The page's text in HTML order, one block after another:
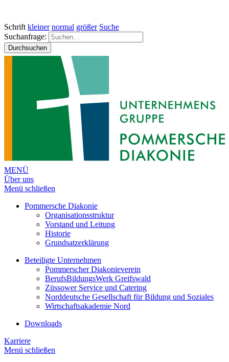
Schrift kleiner normal größer Suche
Suchanfrage:
Durchsuchen
MENÜ
Über uns
Menü schließen
Pommersche Diakonie
Organisationsstruktur
Vorstand und Leitung
Historie
Grundsatzerklärung
Beteiligte Unternehmen
Pommerscher Diakonieverein
BerufsBildungsWerk Greifswald
Züssower Service und Catering
Norddeutsche Gesellschaft für Bildung und Soziales
Wirtschaftsakademie Nord
Downloads
Karriere
Menü schließen